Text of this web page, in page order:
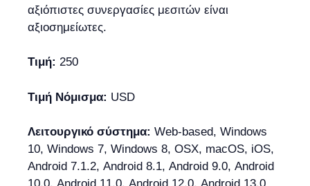
αξιόπιστες συνεργασίες μεσιτών είναι
αξιοσημείωτες.
Τιμή: 250
Τιμή Νόμισμα: USD
Λειτουργικό σύστημα: Web-based, Windows
10, Windows 7, Windows 8, OSX, macOS, iOS,
Android 7.1.2, Android 8.1, Android 9.0, Android